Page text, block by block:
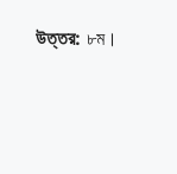
উত্তর: ৮ম।